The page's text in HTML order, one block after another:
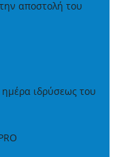
αποστολή του
ιδρύσεως του